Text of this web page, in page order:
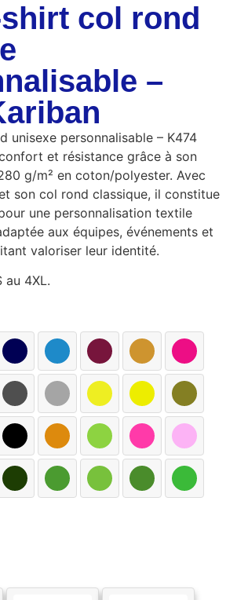
col rond
–
unisexe personnalisable – K474
et résistance grâce à son
g/m² en coton/polyester. Avec
son col rond classique, il constitue
une personnalisation textile
aux équipes, événements et
valoriser leur identité.
au 4XL.